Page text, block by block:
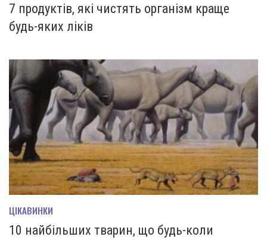
7 продуктів, які чистять організм краще
будь-яких ліків
ЦІКАВИНКИ
10 найбільших тварин, що будь-коли